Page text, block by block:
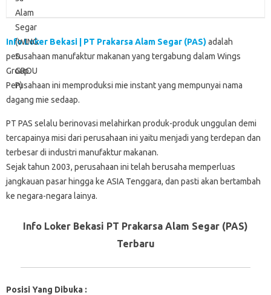
Info Loker Bekasi | PT Prakarsa Alam Segar (PAS)adalah
perusahaan manufaktur makanan yang tergabung dalam Wings
Group.
Perusahaan ini memproduksi mie instant yang mempunyai nama
dagang mie sedaap.
PT PAS selalu berinovasi melahirkan produk-produk unggulan demi
tercapainya misi dari perusahaan ini yaitu menjadi yang terdepan dan
terbesar di industri manufaktur makanan.
Sejak tahun 2003, perusahaan ini telah berusaha memperluas
jangkauan pasar hingga ke ASIA Tenggara, dan pasti akan bertambah
ke negara-negara lainya.
Info Loker Bekasi PT Prakarsa Alam Segar (PAS)
Terbaru
Posisi Yang Dibuka :